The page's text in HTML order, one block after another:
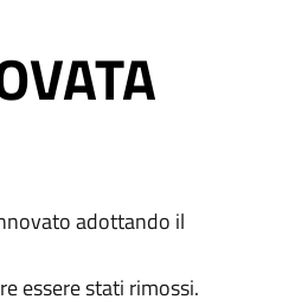
adottando il
essere stati rimossi.